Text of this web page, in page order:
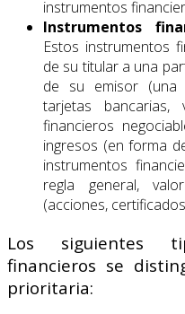
instrumentos
Instrumentos
Estos instrumentos
de su titular a una
de su emisor (una
tarjetas
financieros
ingresos (en forma
instrumentos
regla general,
(acciones,
Los siguientes
financieros se
prioritaria: